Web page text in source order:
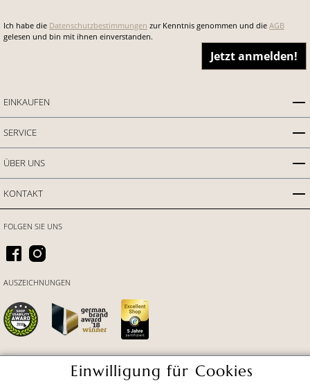
Ich habe die Datenschutzbestimmungen zur Kenntnis genommen und die AGB
gelesen und bin mit ihnen einverstanden.
Jetzt anmelden!
EINKAUFEN
SERVICE
ÜBER UNS
KONTAKT
FOLGEN SIE UNS
AUSZEICHNUNGEN
Einwilligung für Cookies